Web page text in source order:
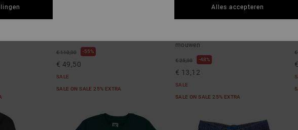
€ 110,00 55%
€ 49,50
SALE
SALE ON SALE 25% EXTRA
mouwen
€ 25,00 48%
€ 13,12
SALE
SALE ON SALE 25% EXTRA
Alles accepteren